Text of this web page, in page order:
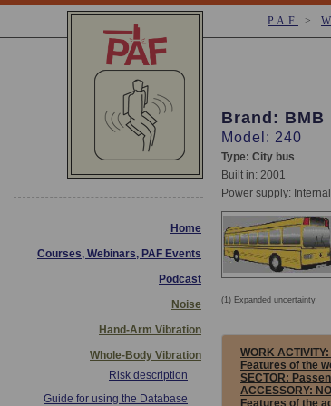
PAF >
Home
Courses, Webinars, PAF Events
Podcast
Noise
Hand-Arm Vibration
Whole-Body Vibration
Risk description
Guide for using the Database
Brand: BMB
Model: 240
Type: City bus
Built in: 2001
Power supply:
(1) Expanded uncertainty
WORK ACTIVITY:
Features of the
SECTOR:
ACCESSORY:
Features of the